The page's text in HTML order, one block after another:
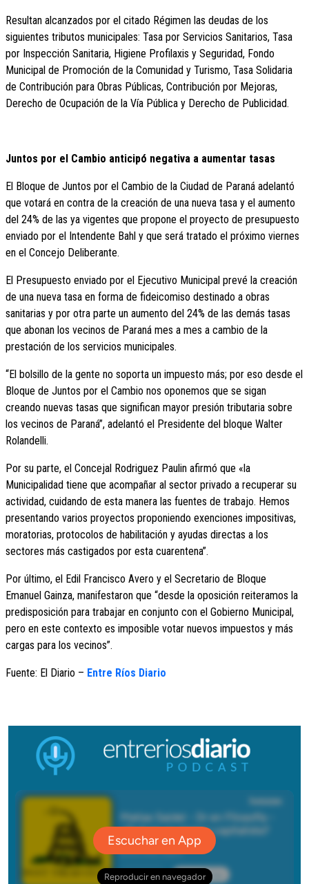
Resultan alcanzados por el citado Régimen las deudas de los
siguientes tributos municipales: Tasa por Servicios Sanitarios, Tasa
por Inspección Sanitaria, Higiene Profilaxis y Seguridad, Fondo
Municipal de Promoción de la Comunidad y Turismo, Tasa Solidaria
de Contribución para Obras Públicas, Contribución por Mejoras,
Derecho de Ocupación de la Vía Pública y Derecho de Publicidad.
Juntos por el Cambio anticipó negativa a aumentar tasas
El Bloque de Juntos por el Cambio de la Ciudad de Paraná adelantó
que votará en contra de la creación de una nueva tasa y el aumento
del 24% de las ya vigentes que propone el proyecto de presupuesto
enviado por el Intendente Bahl y que será tratado el próximo viernes
en el Concejo Deliberante.
El Presupuesto enviado por el Ejecutivo Municipal prevé la creación
de una nueva tasa en forma de fideicomiso destinado a obras
sanitarias y por otra parte un aumento del 24% de las demás tasas
que abonan los vecinos de Paraná mes a mes a cambio de la
prestación de los servicios municipales.
“El bolsillo de la gente no soporta un impuesto más; por eso desde el
Bloque de Juntos por el Cambio nos oponemos que se sigan
creando nuevas tasas que significan mayor presión tributaria sobre
los vecinos de Paraná”, adelantó el Presidente del bloque Walter
Rolandelli.
Por su parte, el Concejal Rodriguez Paulin afirmó que «la
Municipalidad tiene que acompañar al sector privado a recuperar su
actividad, cuidando de esta manera las fuentes de trabajo. Hemos
presentando varios proyectos proponiendo exenciones impositivas,
moratorias, protocolos de habilitación y ayudas directas a los
sectores más castigados por esta cuarentena”.
Por último, el Edil Francisco Avero y el Secretario de Bloque
Emanuel Gainza, manifestaron que “desde la oposición reiteramos la
predisposición para trabajar en conjunto con el Gobierno Municipal,
pero en este contexto es imposible votar nuevos impuestos y más
cargas para los vecinos”.
Fuente: El Diario – Entre Ríos Diario